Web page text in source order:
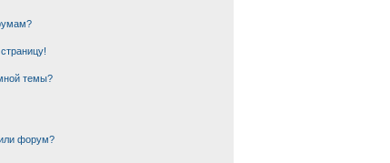
темы?
форум?